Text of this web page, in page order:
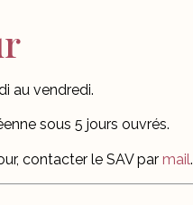
au vendredi.
sous 5 jours ouvrés.
contacter le SAV par mail.